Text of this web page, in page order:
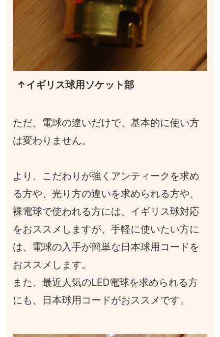
↑イギリス球用ソケット部
ただ、電球の違いだけで、基本的に使い方
は変わりません。
より、こだわりが強くアンティークを求め
る方や、光り方の違いを求められる方や、
裸電球で使われる方には、イギリス球対応
をおススメしますが、手軽に使いたい方に
は、電球の入手が簡単な日本球用コードを
おススメします。
また、最近人気のLED電球を求められる方
にも、日本球用コードがおススメです。